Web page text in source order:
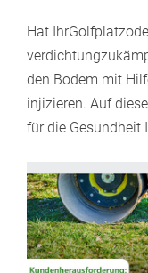
Hat
den Bodem mit
injizieren. Auf
für die Gesundheit